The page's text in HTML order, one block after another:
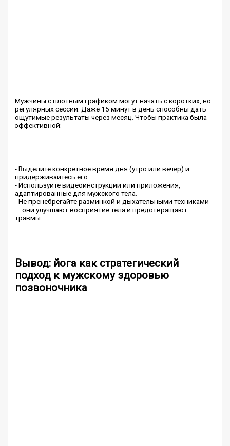
Мужчины с плотным графиком могут начать с коротких, но
регулярных сессий. Даже 15 минут в день способны дать
ощутимые результаты через месяц. Чтобы практика была
эффективной:
- Выделите конкретное время дня (утро или вечер) и
придерживайтесь его.
- Используйте видеоинструкции или приложения,
адаптированные для мужского тела.
- Не пренебрегайте разминкой и дыхательными техниками
— они улучшают восприятие тела и предотвращают
травмы.
Вывод: йога как стратегический
подход к мужскому здоровью
позвоночника